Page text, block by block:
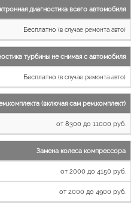
диагностика всего автомобиля
Бесплатно (в случае ремонта авто)
турбины не снимая с автомобиля
Бесплатно (в случае ремонта авто)
(включая сам рем.комплект)
от 8300 до 11000 руб.
Замена колеса компрессора
от 2000 до 4150 руб.
от 2000 до 4900 руб.